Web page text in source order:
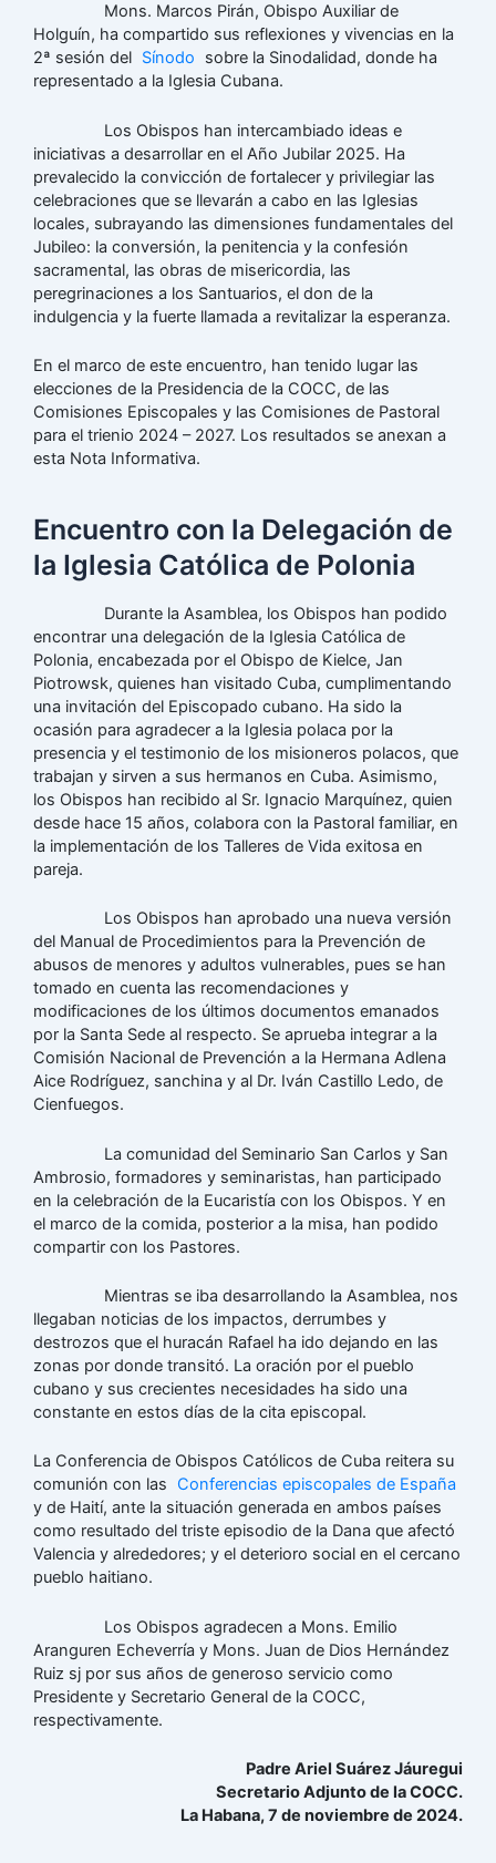
Mons. Marcos Pirán, Obispo Auxiliar de
Holguín, ha compartido sus reflexiones y vivencias en la
2ª sesión del Sínodo
sobre la Sinodalidad, donde ha
representado a la Iglesia Cubana.
Los Obispos han intercambiado ideas e
iniciativas a desarrollar en el Año Jubilar 2025. Ha
prevalecido la convicción de fortalecer y privilegiar las
celebraciones que se llevarán a cabo en las Iglesias
locales, subrayando las dimensiones fundamentales del
Jubileo: la conversión, la penitencia y la confesión
sacramental, las obras de misericordia, las
peregrinaciones a los Santuarios, el don de la
indulgencia y la fuerte llamada a revitalizar la esperanza.
En el marco de este encuentro, han tenido lugar las
elecciones de la Presidencia de la COCC, de las
Comisiones Episcopales y las Comisiones de Pastoral
para el trienio 2024 – 2027. Los resultados se anexan a
esta Nota Informativa.
Encuentro con la Delegación de
la Iglesia Católica de Polonia
Durante la Asamblea, los Obispos han podido
encontrar una delegación de la Iglesia Católica de
Polonia, encabezada por el Obispo de Kielce, Jan
Piotrowsk, quienes han visitado Cuba, cumplimentando
una invitación del Episcopado cubano. Ha sido la
ocasión para agradecer a la Iglesia polaca por la
presencia y el testimonio de los misioneros polacos, que
trabajan y sirven a sus hermanos en Cuba. Asimismo,
los Obispos han recibido al Sr. Ignacio Marquínez, quien
desde hace 15 años, colabora con la Pastoral familiar, en
la implementación de los Talleres de Vida exitosa en
pareja.
Los Obispos han aprobado una nueva versión
del Manual de Procedimientos para la Prevención de
abusos de menores y adultos vulnerables, pues se han
tomado en cuenta las recomendaciones y
modificaciones de los últimos documentos emanados
por la Santa Sede al respecto. Se aprueba integrar a la
Comisión Nacional de Prevención a la Hermana Adlena
Aice Rodríguez, sanchina y al Dr. Iván Castillo Ledo, de
Cienfuegos.
La comunidad del Seminario San Carlos y San
Ambrosio, formadores y seminaristas, han participado
en la celebración de la Eucaristía con los Obispos. Y en
el marco de la comida, posterior a la misa, han podido
compartir con los Pastores.
Mientras se iba desarrollando la Asamblea, nos
llegaban noticias de los impactos, derrumbes y
destrozos que el huracán Rafael ha ido dejando en las
zonas por donde transitó. La oración por el pueblo
cubano y sus crecientes necesidades ha sido una
constante en estos días de la cita episcopal.
La Conferencia de Obispos Católicos de Cuba reitera su
comunión con las
Conferencias episcopales de España
y de Haití, ante la situación generada en ambos países
como resultado del triste episodio de la Dana que afectó
Valencia y alrededores; y el deterioro social en el cercano
pueblo haitiano.
Los Obispos agradecen a Mons. Emilio
Aranguren Echeverría y Mons. Juan de Dios Hernández
Ruiz sj por sus años de generoso servicio como
Presidente y Secretario General de la COCC,
respectivamente.
Padre Ariel Suárez Jáuregui
Secretario Adjunto de la COCC.
La Habana, 7 de noviembre de 2024.